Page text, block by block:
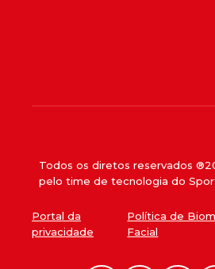
Todos os diretos reservados ®
pelo time de tecnologia do
Portal da
privacidade
Política de
Facial